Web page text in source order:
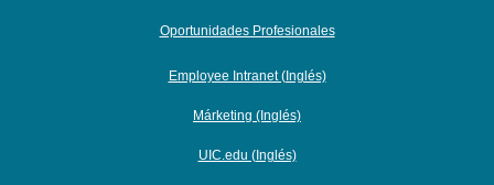
Oportunidades Profesionales
Employee Intranet (Inglés)
Márketing (Inglés)
UIC.edu (Inglés)